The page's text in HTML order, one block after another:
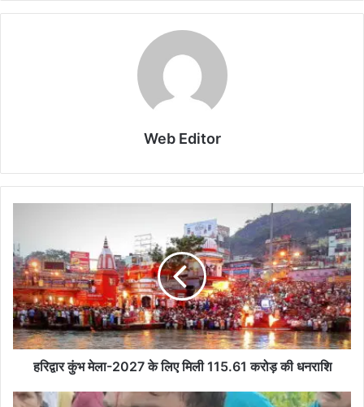
Web Editor
हरिद्वार कुंभ मेला-2027 के लिए मिली 115.61 करोड़ की धनराशि